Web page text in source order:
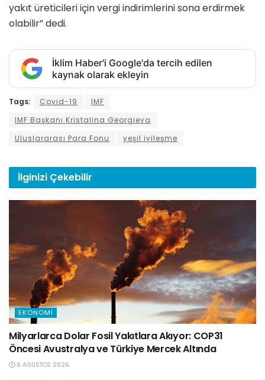
yakıt üreticileri için vergi indirimlerini sona erdirmek
olabilir” dedi.
İklim Haber'i Google'da tercih edilen
kaynak olarak ekleyin
Tags: Covid-19
IMF
IMF Başkanı Kristalina Georgieva
Uluslararası Para Fonu
yeşil iyileşme
İlginizi Çekebilir
EKONOMI
Milyarlarca Dolar Fosil Yakıtlara Akıyor: COP31
Öncesi Avustralya ve Türkiye Mercek Altında
6 AĞUSTOS 2026